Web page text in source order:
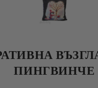
ПИНГВИНЧЕ